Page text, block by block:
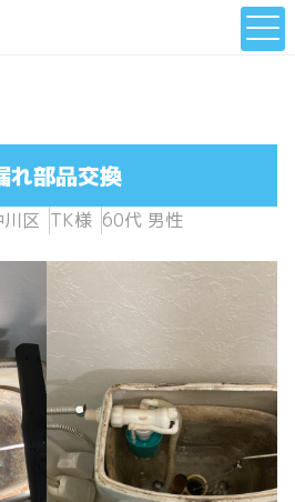
れ部品交換
区 TK様 60代 男性